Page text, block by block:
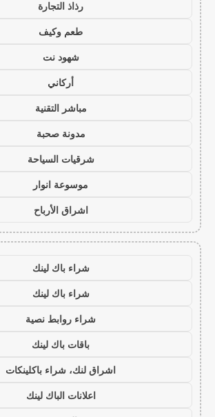
رذاذ التجارة
طعم وكيف
شهود نت
أركاني
مباشر التقنية
مدونة صحبة
شرقيات السياحة
موسوعة انوار
اشراق الأرباح
شراء باك لينك
شراء باك لينك
شراء روابط نصية
باقات باك لينك
اشراق لنك، شراء باكلينكات
اعلانات الباك لينك